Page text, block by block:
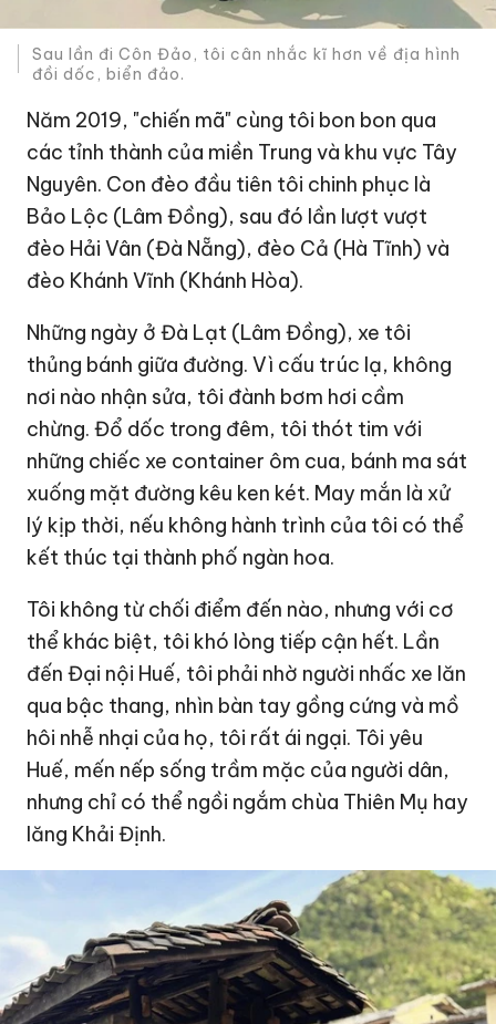
Sau lần đi Côn Đảo, tôi cân nhắc kĩ hơn về địa hình
đồi dốc, biển đảo.
Năm 2019, "chiến mã" cùng tôi bon bon qua
các tỉnh thành của miền Trung và khu vực Tây
Nguyên. Con đèo đầu tiên tôi chinh phục là
Bảo Lộc (Lâm Đồng), sau đó lần lượt vượt
đèo Hải Vân (Đà Nẵng), đèo Cả (Hà Tĩnh) và
đèo Khánh Vĩnh (Khánh Hòa).
Những ngày ở Đà Lạt (Lâm Đồng), xe tôi
thủng bánh giữa đường. Vì cấu trúc lạ, không
nơi nào nhận sửa, tôi đành bơm hơi cầm
chừng. Đổ dốc trong đêm, tôi thót tim với
những chiếc xe container ôm cua, bánh ma sát
xuống mặt đường kêu ken két. May mắn là xử
lý kịp thời, nếu không hành trình của tôi có thể
kết thúc tại thành phố ngàn hoa.
Tôi không từ chối điểm đến nào, nhưng với cơ
thể khác biệt, tôi khó lòng tiếp cận hết. Lần
đến Đại nội Huế, tôi phải nhờ người nhấc xe lăn
qua bậc thang, nhìn bàn tay gồng cứng và mồ
hôi nhễ nhại của họ, tôi rất ái ngại. Tôi yêu
Huế, mến nếp sống trầm mặc của người dân,
nhưng chỉ có thể ngồi ngắm chùa Thiên Mụ hay
lăng Khải Định.